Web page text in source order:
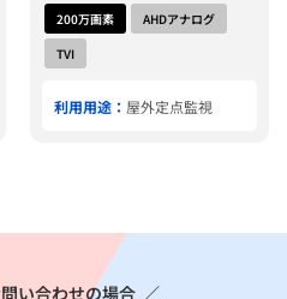
200万画素
AHDアナログ
TVI
利用用途： 屋外定点監視
い合わせの場合 ／